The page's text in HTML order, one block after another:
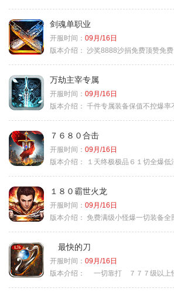
剑魂单职业
开服时间： 09月/16日
版本介绍： 沙奖8888沙捐免费顶赞免
万劫主宰专属
开服时间： 09月/16日
版本介绍： 千件专属装备保值不控爆率
７６８０合击
开服时间： 09月/16日
版本介绍：
１天终极极品６１切全爆低
１８０霸世火龙
开服时间： 09月/16日
版本介绍： 免费满级小怪爆一切装备全
最快的刀
开服时间： 09月/16日
版本介绍：
一切靠打 ７７７级以上怪